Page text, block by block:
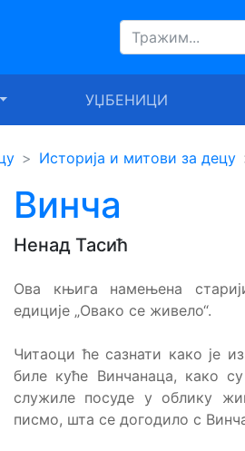
УЏБЕНИЦИ
Историја и митови за децу
Винча
Ненад Тасић
Ова књига намењена
едиције „Овако се живело“.
Читаоци ће сазнати како је
биле куће Винчанаца, како
служиле посуде у облику
писмо, шта се догодило с